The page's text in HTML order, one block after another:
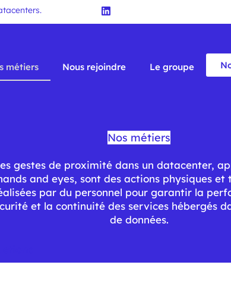
métiers Nous rejoindre Le groupe
Nos métiers
gestes de proximité dans un datacenter,
and eyes, sont des actions physiques et
par du personnel pour garantir la
et la continuité des services hébergés
de données.